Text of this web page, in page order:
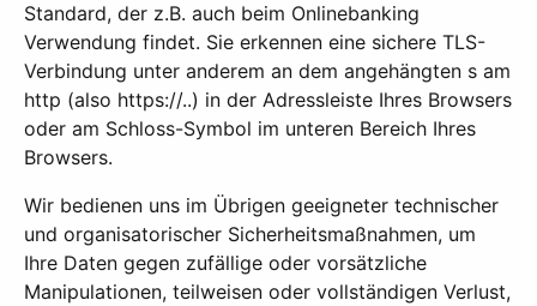
Standard, der z.B. auch beim Onlinebanking
Verwendung findet. Sie erkennen eine sichere TLS-
Verbindung unter anderem an dem angehängten s am
http (also https://..) in der Adressleiste Ihres Browsers
oder am Schloss-Symbol im unteren Bereich Ihres
Browsers.
Wir bedienen uns im Übrigen geeigneter technischer
und organisatorischer Sicherheitsmaßnahmen, um
Ihre Daten gegen zufällige oder vorsätzliche
Manipulationen, teilweisen oder vollständigen Verlust,